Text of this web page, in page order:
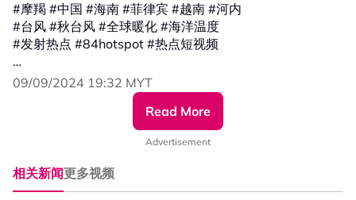
#摩羯 #中国 #海南 #菲律宾 #越南 #河内
#台风 #秋台风 #全球暖化 #海洋温度
#发射热点 #84hotspot #热点短视频
更多新闻资讯看这里 ▹ https://xuan.com.my/hotspot
09/09/2024 19:32 MYT
Read More
Advertisement
相关新闻更多视频